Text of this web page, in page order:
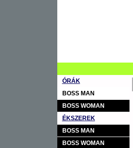
ÓRÁK
BOSS MAN
BOSS WOMAN
ÉKSZEREK
BOSS MAN
BOSS WOMAN